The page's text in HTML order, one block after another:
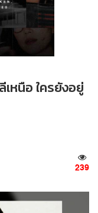
หนือ ใครยังอยู่
239